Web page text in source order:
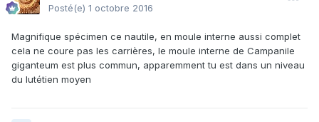
Posté(e) 1 octobre 2016
Magnifique spécimen ce nautile, en moule interne aussi complet
cela ne coure pas les carrières, le moule interne de Campanile
giganteum est plus commun, apparemment tu est dans un niveau
du lutétien moyen